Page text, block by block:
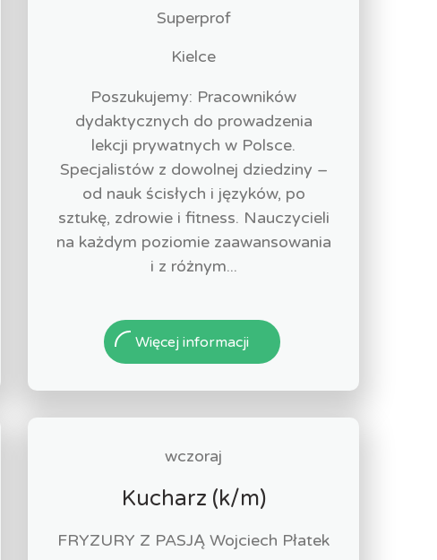
Superprof
Kielce
Poszukujemy: Pracowników
dydaktycznych do prowadzenia
lekcji prywatnych w Polsce.
Specjalistów z dowolnej dziedziny –
od nauk ścisłych i języków, po
sztukę, zdrowie i fitness. Nauczycieli
na każdym poziomie zaawansowania
i z różnym...
Więcej informacji
wczoraj
Kucharz (k/m)
FRYZURY Z PASJĄ Wojciech Płatek